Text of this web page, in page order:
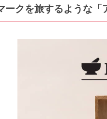
ークを旅するような「